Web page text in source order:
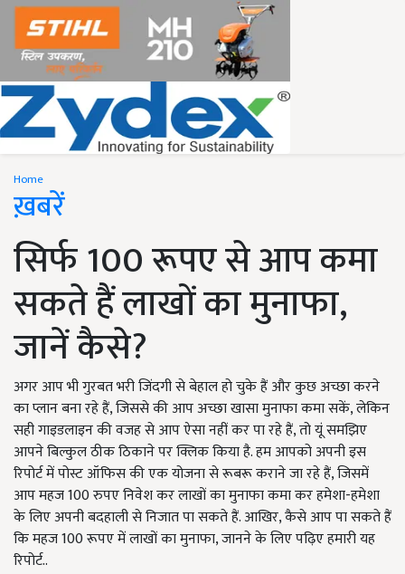
Home
ख़बरें
सिर्फ 100 रूपए से आप कमा
सकते हैं लाखों का मुनाफा,
जानें कैसे?
अगर आप भी गुरबत भरी जिंदगी से बेहाल हो चुके हैं और कुछ अच्छा करने
का प्लान बना रहे हैं, जिससे की आप अच्छा खासा मुनाफा कमा सकें, लेकिन
सही गाइडलाइन की वजह से आप ऐसा नहीं कर पा रहे हैं, तो यूं समझिए
आपने बिल्कुल ठीक ठिकाने पर क्लिक किया है. हम आपको अपनी इस
रिपोर्ट में पोस्ट ऑफिस की एक योजना से रूबरू कराने जा रहे हैं, जिसमें
आप महज 100 रुपए निवेश कर लाखों का मुनाफा कमा कर हमेशा-हमेशा
के लिए अपनी बदहाली से निजात पा सकते हैं. आखिर, कैसे आप पा सकते हैं
कि महज 100 रूपए में लाखों का मुनाफा, जानने के लिए पढ़िए हमारी यह
रिपोर्ट..